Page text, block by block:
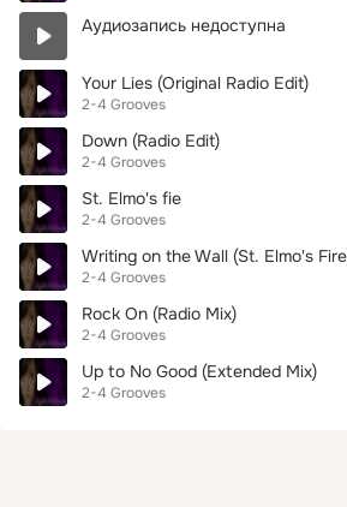
Аудиозапись недоступна
Your Lies (Original Radio Edit)
2-4 Grooves
Down (Radio Edit)
2-4 Grooves
St. Elmo's fie
2-4 Grooves
Writing on the Wall (St. Elmo's
2-4 Grooves
Rock On (Radio Mix)
2-4 Grooves
Up to No Good (Extended Mix)
2-4 Grooves